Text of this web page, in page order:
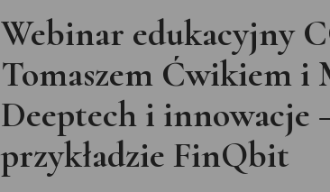
Webinar edukacyjny
Tomaszem Ćwikiem i
Deeptech i innowacje
przykładzie FinQbit